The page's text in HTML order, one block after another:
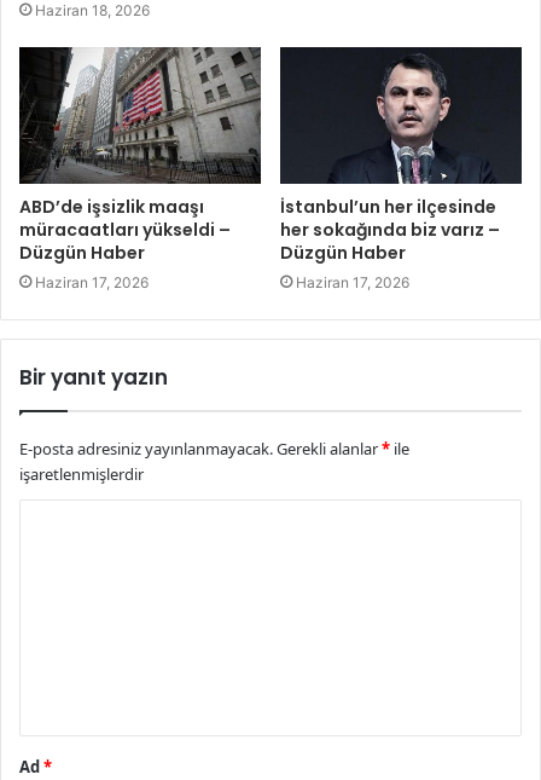
Haziran 18, 2026
ABD’de işsizlik maaşı
müracaatları yükseldi –
Düzgün Haber
Haziran 17, 2026
İstanbul’un her ilçesinde
her sokağında biz varız –
Düzgün Haber
Haziran 17, 2026
Bir yanıt yazın
E-posta adresiniz yayınlanmayacak.Gerekli alanlar* ile
işaretlenmişlerdir
Ad*